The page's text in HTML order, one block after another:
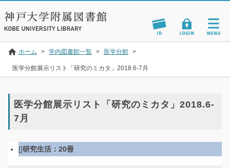
ホーム > 学内図書館一覧 > 医学分館 >
医学分館展示リスト「研究のミカタ」2018.6-7月
医学分館展示リスト「研究のミカタ」2018.6-
7月
研究生活：20冊